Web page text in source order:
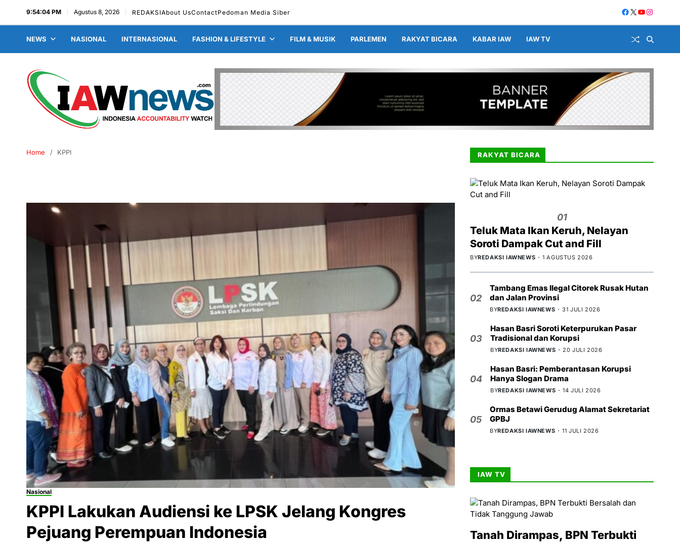
9:54:05 PM Agustus 8, 2026 REDAKSIAbout UsContactPedoman Media Siber
NEWS NASIONAL INTERNASIONAL FASHION & LIFESTYLE FILM & MUSIK PARLEMEN RAKYAT BICARA KABAR IAW IAW TV
Home KPPI
Nasional
KPPI Lakukan Audiensi ke LPSK Jelang Kongres
Pejuang Perempuan Indonesia
RAKYAT BICARA
01
Teluk Mata Ikan Keruh, Nelayan
Soroti Dampak Cut and Fill
BYREDAKSI IAWNEWS 1 AGUSTUS 2026
02
Tambang Emas Ilegal Citorek Rusak Hutan
dan Jalan Provinsi
BYREDAKSI IAWNEWS 31 JULI 2026
03
Hasan Basri Soroti Keterpurukan Pasar
Tradisional dan Korupsi
BYREDAKSI IAWNEWS 20 JULI 2026
04
Hasan Basri: Pemberantasan Korupsi
Hanya Slogan Drama
BYREDAKSI IAWNEWS 14 JULI 2026
05
Ormas Betawi Gerudug Alamat Sekretariat
GPBJ
BYREDAKSI IAWNEWS 11 JULI 2026
IAW TV
Tanah Dirampas, BPN Terbukti